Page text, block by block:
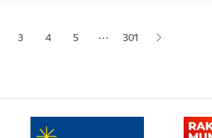
lapaLapa
3 Lapa
4 Lapa
5 … 301